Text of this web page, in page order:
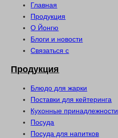
Главная
Продукция
О Йонгю
Блоги и новости
Связаться с
Продукция
Блюдо для жарки
Поставки для кейтеринга
Кухонные принадлежности
Посуда
Посуда для напитков